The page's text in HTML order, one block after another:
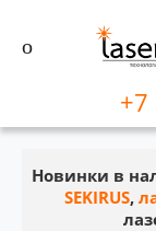
+7
Новинки в
SEKIRUS,